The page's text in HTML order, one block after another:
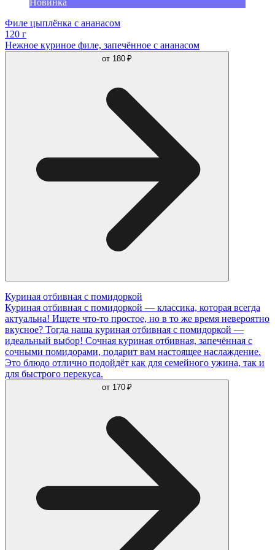
Филе цыплёнка с ананасом
120 г
Нежное куриное филе, запечённое с ананасом
от 180 ₽
Куриная отбивная с помидоркой
Куриная отбивная с помидоркой — классика, которая всегда
актуальна! Ищете что-то простое, но в то же время невероятно
вкусное? Тогда наша куриная отбивная с помидоркой —
идеальный выбор! Сочная куриная отбивная, запечённая с
сочными помидорами, подарит вам настоящее наслаждение.
Это блюдо отлично подойдёт как для семейного ужина, так и
для быстрого перекуса.
от 170 ₽